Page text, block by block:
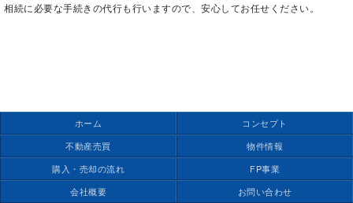
相続に必要な手続きの代行も行いますので、安心してお任せください。
ホーム
コンセプト
不動産売買
物件情報
購入・売却の流れ
FP事業
会社概要
お問い合わせ